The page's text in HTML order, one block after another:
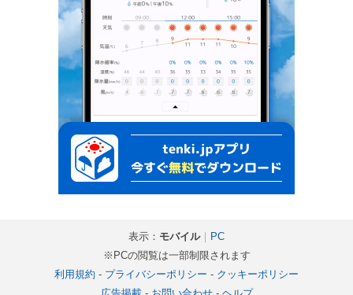
表示： モバイル｜ PC
※PCの閲覧は一部制限されます
利用規約 - プライバシーポリシー - クッキーポリシー